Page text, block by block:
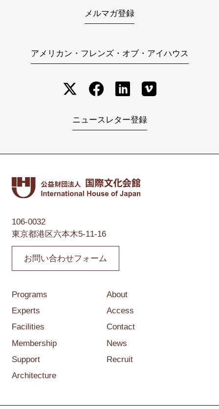
メルマガ登録
アメリカン・フレンズ・オブ・アイハウス
ニュースレター登録
106-0032
東京都港区六本木5-11-16
お問い合わせフォーム
Programs
Experts
Facilities
Membership
Support
Architecture
About
Access
Contact
News
Recruit